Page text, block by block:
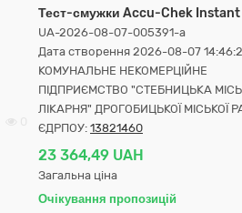
Тест-смужки Accu-Chek Instant
UA-2026-08-07-005391-a
Дата створення 2026-08-07
КОМУНАЛЬНЕ НЕКОМЕРЦІЙНЕ
ПІДПРИЄМСТВО "СТЕБНИЦЬКА
ЛІКАРНЯ" ДРОГОБИЦЬКОЇ МІСЬКОЇ
ЄДРПОУ: 13821460
23 364,49 UAH
Загальна ціна
Очікування пропозицій